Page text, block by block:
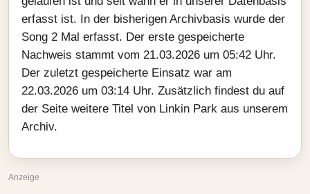
erfasst ist. In der bisherigen Archivbasis wurde der
Song 2 Mal erfasst. Der erste gespeicherte
Nachweis stammt vom 21.03.2026 um 05:42 Uhr.
Der zuletzt gespeicherte Einsatz war am
22.03.2026 um 03:14 Uhr. Zusätzlich findest du auf
der Seite weitere Titel von Linkin Park aus unserem
Archiv.
Anzeige